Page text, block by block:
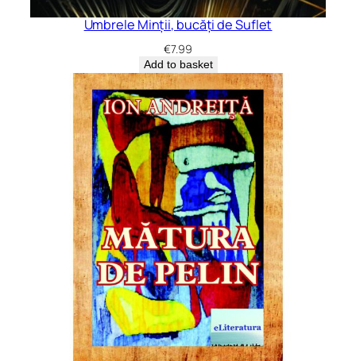
Umbrele Minții, bucăți de Suflet
€7.99
Add to basket